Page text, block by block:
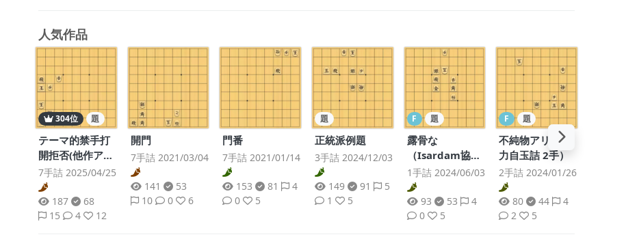
人気作品
304位 題
テーマ的禁手打
開拒否(他作アレ
ンジ)
7手詰 2025/04/25
187
68
15
4 12
開門
7手詰 2021/03/04
141
53
10
0 6
門番
7手詰 2021/01/14
153 81
4
0
5
題
正統派例題
3手詰 2024/12/03
149 91
5
1
5
F 題
露骨な
（Isardam協力
詰 1手）
1手詰 2024/06/03
93 53
4
0
5
F 題
不純物アリ（協
力自玉詰 2手）
2手詰 2024/01/26
80 44
4
2
5